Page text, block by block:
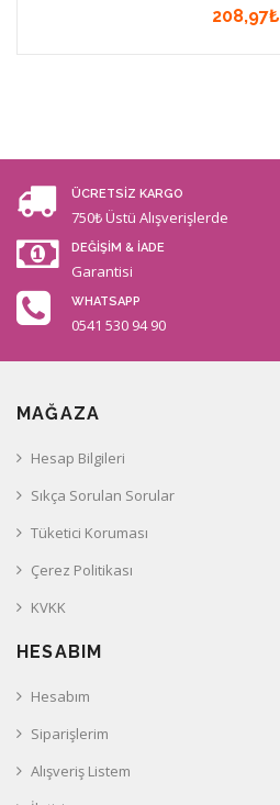
208,97₺
ÜCRETSİZ KARGO
750₺ Üstü Alışverişlerde
DEĞİŞİM & İADE
Garantisi
WHATSAPP
0541 530 94 90
MAĞAZA
Hesap Bilgileri
Sıkça Sorulan Sorular
Tüketici Koruması
Çerez Politikası
KVKK
HESABIM
Hesabım
Siparişlerim
Alışveriş Listem